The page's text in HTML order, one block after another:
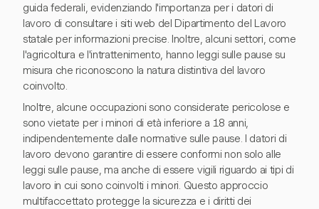
guida federali, evidenziando l'importanza per i datori di
lavoro di consultare i siti web del Dipartimento del Lavoro
statale per informazioni precise. Inoltre, alcuni settori, come
l'agricoltura e l'intrattenimento, hanno leggi sulle pause su
misura che riconoscono la natura distintiva del lavoro
coinvolto.
Inoltre, alcune occupazioni sono considerate pericolose e
sono vietate per i minori di età inferiore a 18 anni,
indipendentemente dalle normative sulle pause. I datori di
lavoro devono garantire di essere conformi non solo alle
leggi sulle pause, ma anche di essere vigili riguardo ai tipi di
lavoro in cui sono coinvolti i minori. Questo approccio
multifaccettato protegge la sicurezza e i diritti dei